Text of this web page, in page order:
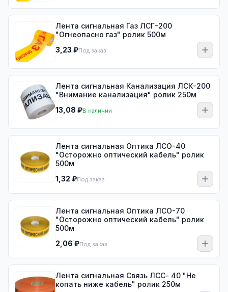
Лента сигнальная Газ ЛСГ-200
"Огнеопасно газ" ролик 500м
3,23 ₽Под заказ
Лента сигнальная Канализация ЛСК-200
"Внимание канализация" ролик 250м
13,08 ₽В наличии
Лента сигнальная Оптика ЛСО-40
"Осторожно оптический кабель" ролик
500м
1,32 ₽Под заказ
Лента сигнальная Оптика ЛСО-70
"Осторожно оптический кабель" ролик
500м
2,06 ₽Под заказ
Лента сигнальная Связь ЛСС- 40 "Не
копать ниже кабель" ролик 250м